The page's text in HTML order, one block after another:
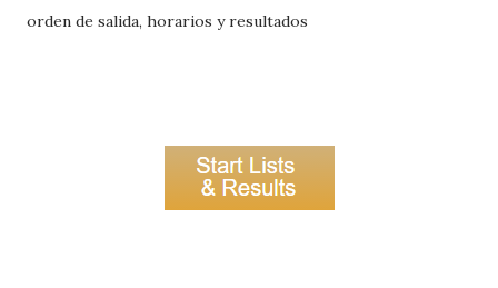
orden de salida, horarios y resultados